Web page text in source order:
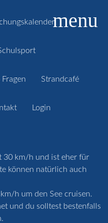
Strandcafé
Login
menu
30 km/h und ist eher für
können natürlich auch
h um den See cruisen.
und du solltest bestenfalls